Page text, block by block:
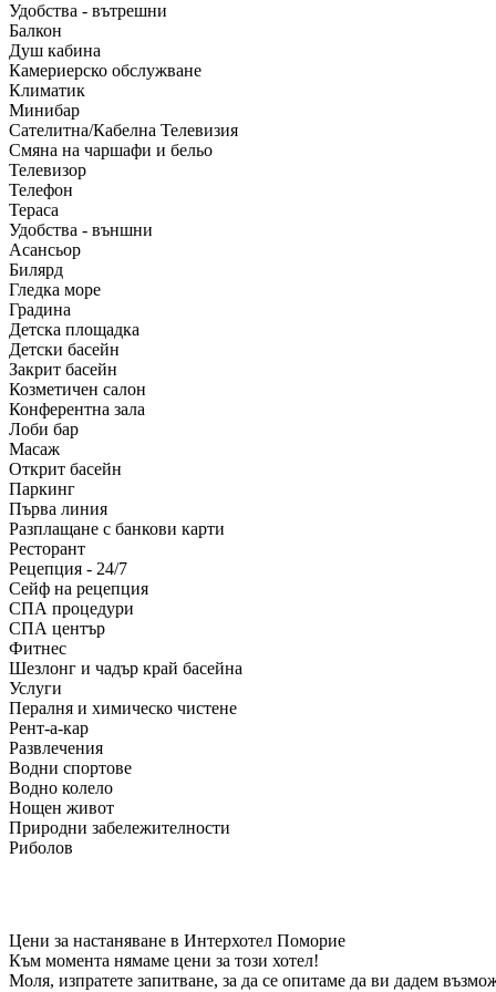
Удобства - вътрешни
Балкон
Душ кабина
Камериерско обслужване
Климатик
Минибар
Сателитна/Кабелна Телевизия
Смяна на чаршафи и бельо
Телевизор
Телефон
Тераса
Удобства - външни
Асансьор
Билярд
Гледка море
Градина
Детска площадка
Детски басейн
Закрит басейн
Козметичен салон
Конферентна зала
Лоби бар
Масаж
Открит басейн
Паркинг
Първа линия
Разплащане с банкови карти
Ресторант
Рецепция - 24/7
Сейф на рецепция
СПА процедури
СПА център
Фитнес
Шезлонг и чадър край басейна
Услуги
Пералня и химическо чистене
Рент-а-кар
Развлечения
Водни спортове
Водно колело
Нощен живот
Природни забележителности
Риболов
Цени за настаняване в Интерхотел Поморие
Към момента нямаме цени за този хотел!
Моля, изпратете запитване, за да се опитаме да ви дадем